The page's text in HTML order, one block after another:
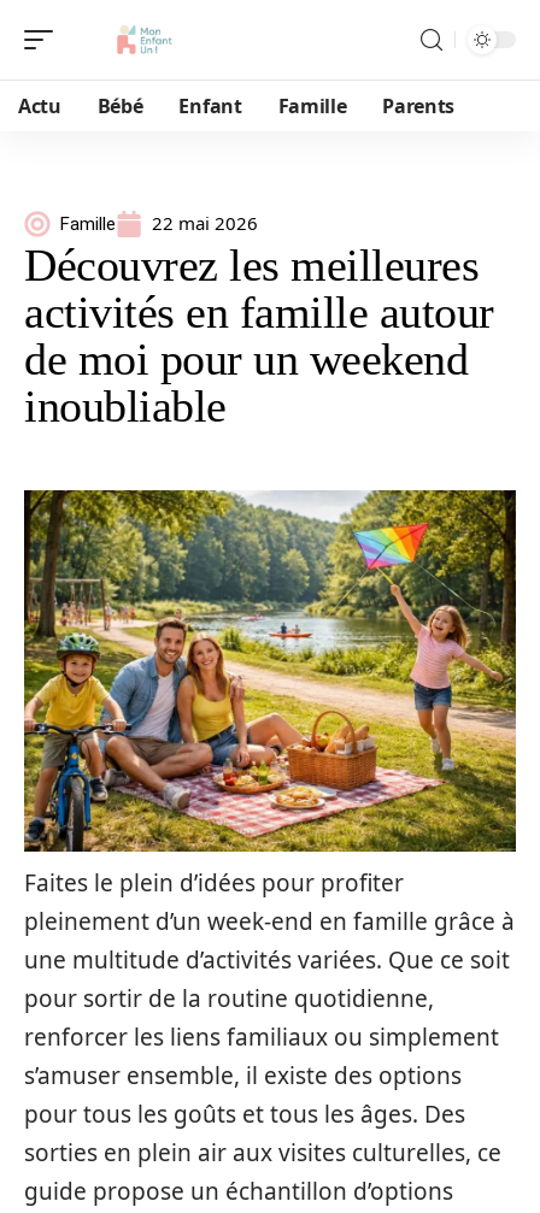
Actu Bébé Enfant Famille Parents
Famille 22 mai 2026
Découvrez les meilleures
activités en famille autour
de moi pour un weekend
inoubliable
Faites le plein d’idées pour profiter
pleinement d’un week-end en famille grâce à
une multitude d’activités variées. Que ce soit
pour sortir de la routine quotidienne,
renforcer les liens familiaux ou simplement
s’amuser ensemble, il existe des options
pour tous les goûts et tous les âges. Des
sorties en plein air aux visites culturelles, ce
guide propose un échantillon d’options